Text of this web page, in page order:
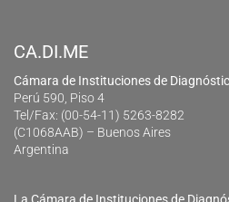
CA.DI.ME
Cámara de Instituciones de
Perú 590, Piso 4
Tel/Fax: (00-54-11) 5263-8282
(C1068AAB) – Buenos Aires
Argentina